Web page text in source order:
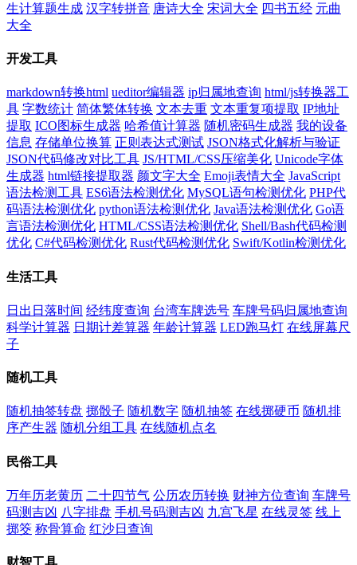
生计算题生成 汉字转拼音 唐诗大全 宋词大全 四书五经 元曲
大全
开发工具
markdown转换html ueditor编辑器 ip归属地查询 html/js转换器工
具 字数统计 简体繁体转换 文本去重 文本重复项提取 IP地址
提取 ICO图标生成器 哈希值计算器 随机密码生成器 我的设备
信息 存储单位换算 正则表达式测试 JSON格式化解析与验证
JSON代码修改对比工具 JS/HTML/CSS压缩美化 Unicode字体
生成器 html链接提取器 颜文字大全 Emoji表情大全 JavaScript
语法检测工具 ES6语法检测优化 MySQL语句检测优化 PHP代
码语法检测优化 python语法检测优化 Java语法检测优化 Go语
言语法检测优化 HTML/CSS语法检测优化 Shell/Bash代码检测
优化 C#代码检测优化 Rust代码检测优化 Swift/Kotlin检测优化
生活工具
日出日落时间 经纬度查询 台湾车牌选号 车牌号码归属地查询
科学计算器 日期计差算器 年龄计算器 LED跑马灯 在线屏幕尺
子
随机工具
随机抽签转盘 掷骰子 随机数字 随机抽签 在线掷硬币 随机排
序产生器 随机分组工具 在线随机点名
民俗工具
万年历老黄历 二十四节气 公历农历转换 财神方位查询 车牌号
码测吉凶 八字排盘 手机号码测吉凶 九宫飞星 在线灵签 线上
掷筊 称骨算命 红沙日查询